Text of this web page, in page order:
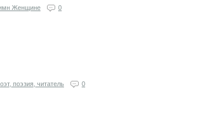
Женщине 0
поэзия, читатель 0